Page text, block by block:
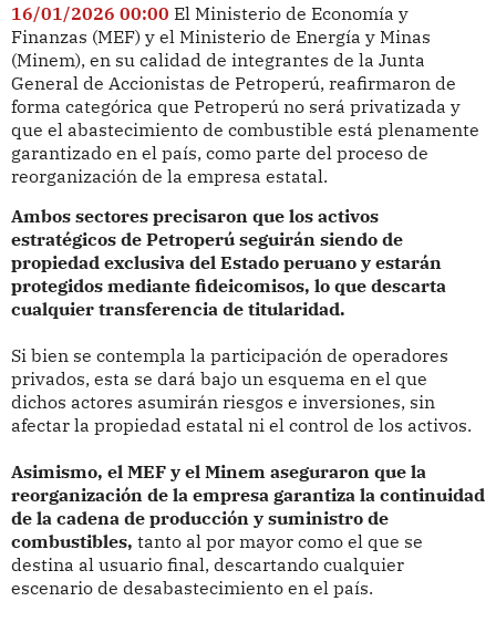
16/01/2026 00:00 El Ministerio de Economía y
Finanzas (MEF) y el Ministerio de Energía y Minas
(Minem), en su calidad de integrantes de la Junta
General de Accionistas de Petroperú, reafirmaron de
forma categórica que Petroperú no será privatizada y
que el abastecimiento de combustible está plenamente
garantizado en el país, como parte del proceso de
reorganización de la empresa estatal.
Ambos sectores precisaron que los activos
estratégicos de Petroperú seguirán siendo de
propiedad exclusiva del Estado peruano y estarán
protegidos mediante fideicomisos, lo que descarta
cualquier transferencia de titularidad.
Si bien se contempla la participación de operadores
privados, esta se dará bajo un esquema en el que
dichos actores asumirán riesgos e inversiones, sin
afectar la propiedad estatal ni el control de los activos.
Asimismo, el MEF y el Minem aseguraron que la
reorganización de la empresa garantiza la continuidad
de la cadena de producción y suministro de
combustibles, tanto al por mayor como el que se
destina al usuario final, descartando cualquier
escenario de desabastecimiento en el país.